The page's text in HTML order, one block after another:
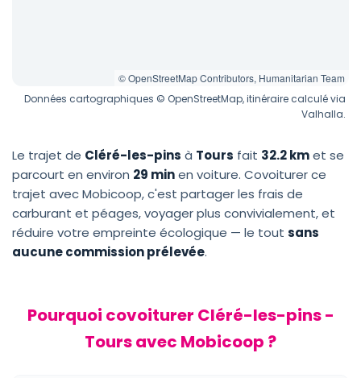
© OpenStreetMap Contributors, Humanitarian Team
Données cartographiques © OpenStreetMap, itinéraire calculé via
Valhalla.
Le trajet de Cléré-les-pins à Tours fait 32.2 kmet se
parcourt en environ 29 minen voiture. Covoiturer ce
trajet avec Mobicoop, c'est partager les frais de
carburant et péages, voyager plus convivialement, et
réduire votre empreinte écologique — le tout sans
aucune commission prélevée.
Pourquoi covoiturer Cléré-les-pins -
Tours avec Mobicoop ?